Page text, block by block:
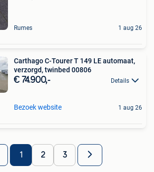
Rumes 1 aug 26
Carthago C-Tourer T 149 LE automaat,
verzorgd, twinbed 00806
€ 74.900,- Details
Bezoek website 1 aug 26
1 2 3